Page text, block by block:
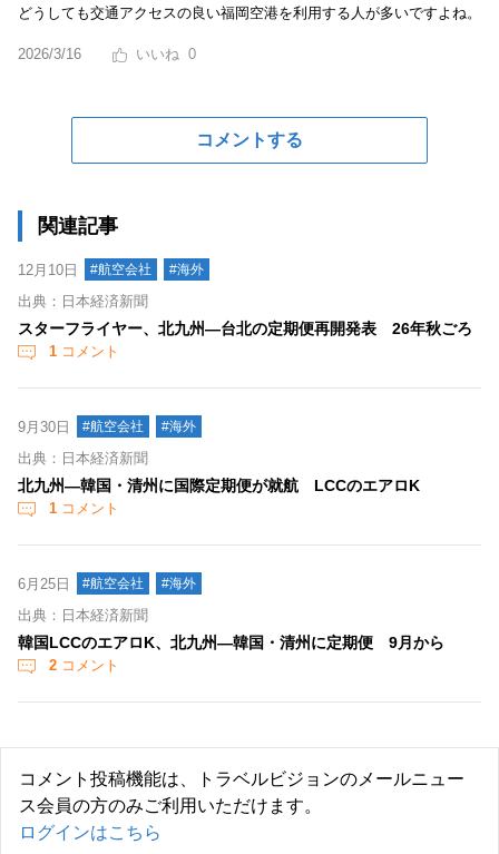
どうしても交通アクセスの良い福岡空港を利用する人が多いですよね。
2026/3/16 0
コメントする
関連記事
12月10日 #航空会社 #海外
出典：日本経済新聞
スターフライヤー、北九州―台北の定期便再開発表 26年秋ごろ
1 コメント
9月30日 #航空会社 #海外
出典：日本経済新聞
北九州―韓国・清州に国際定期便が就航 LCCのエアロK
1 コメント
6月25日 #航空会社 #海外
出典：日本経済新聞
韓国LCCのエアロK、北九州―韓国・清州に定期便 9月から
2 コメント
コメント投稿機能は、トラベルビジョンのメールニュー
ス会員の方のみご利用いただけます。
ログインはこちら